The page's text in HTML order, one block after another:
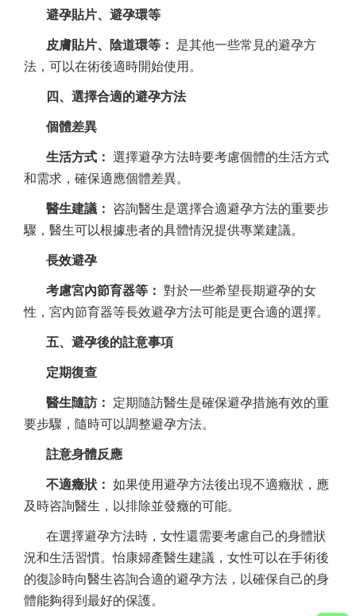
避孕貼片、避孕環等
皮膚貼片、陰道環等： 是其他一些常見的避孕方
法，可以在術後適時開始使用。
四、選擇合適的避孕方法
個體差異
生活方式： 選擇避孕方法時要考慮個體的生活方式
和需求，確保適應個體差異。
醫生建議： 咨詢醫生是選擇合適避孕方法的重要步
驟，醫生可以根據患者的具體情況提供專業建議。
長效避孕
考慮宮內節育器等： 對於一些希望長期避孕的女
性，宮內節育器等長效避孕方法可能是更合適的選擇。
五、避孕後的註意事項
定期復查
醫生隨訪： 定期隨訪醫生是確保避孕措施有效的重
要步驟，隨時可以調整避孕方法。
註意身體反應
不適癥狀： 如果使用避孕方法後出現不適癥狀，應
及時咨詢醫生，以排除並發癥的可能。
在選擇避孕方法時，女性還需要考慮自己的身體狀
況和生活習慣。怡康婦產醫生建議，女性可以在手術後
的復診時向醫生咨詢合適的避孕方法，以確保自己的身
體能夠得到最好的保護。